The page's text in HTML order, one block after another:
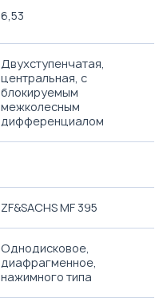
6,53
Двухступенчатая,
центральная, с
блокируемым
межколесным
дифференциалом
ZF&SACHS MF 395
Однодисковое,
диафрагменное,
нажимного типа